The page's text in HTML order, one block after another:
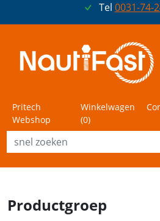
Tel 0031-74-
Pritech
Webshop
Winkelwagen
(0)
Productgroep